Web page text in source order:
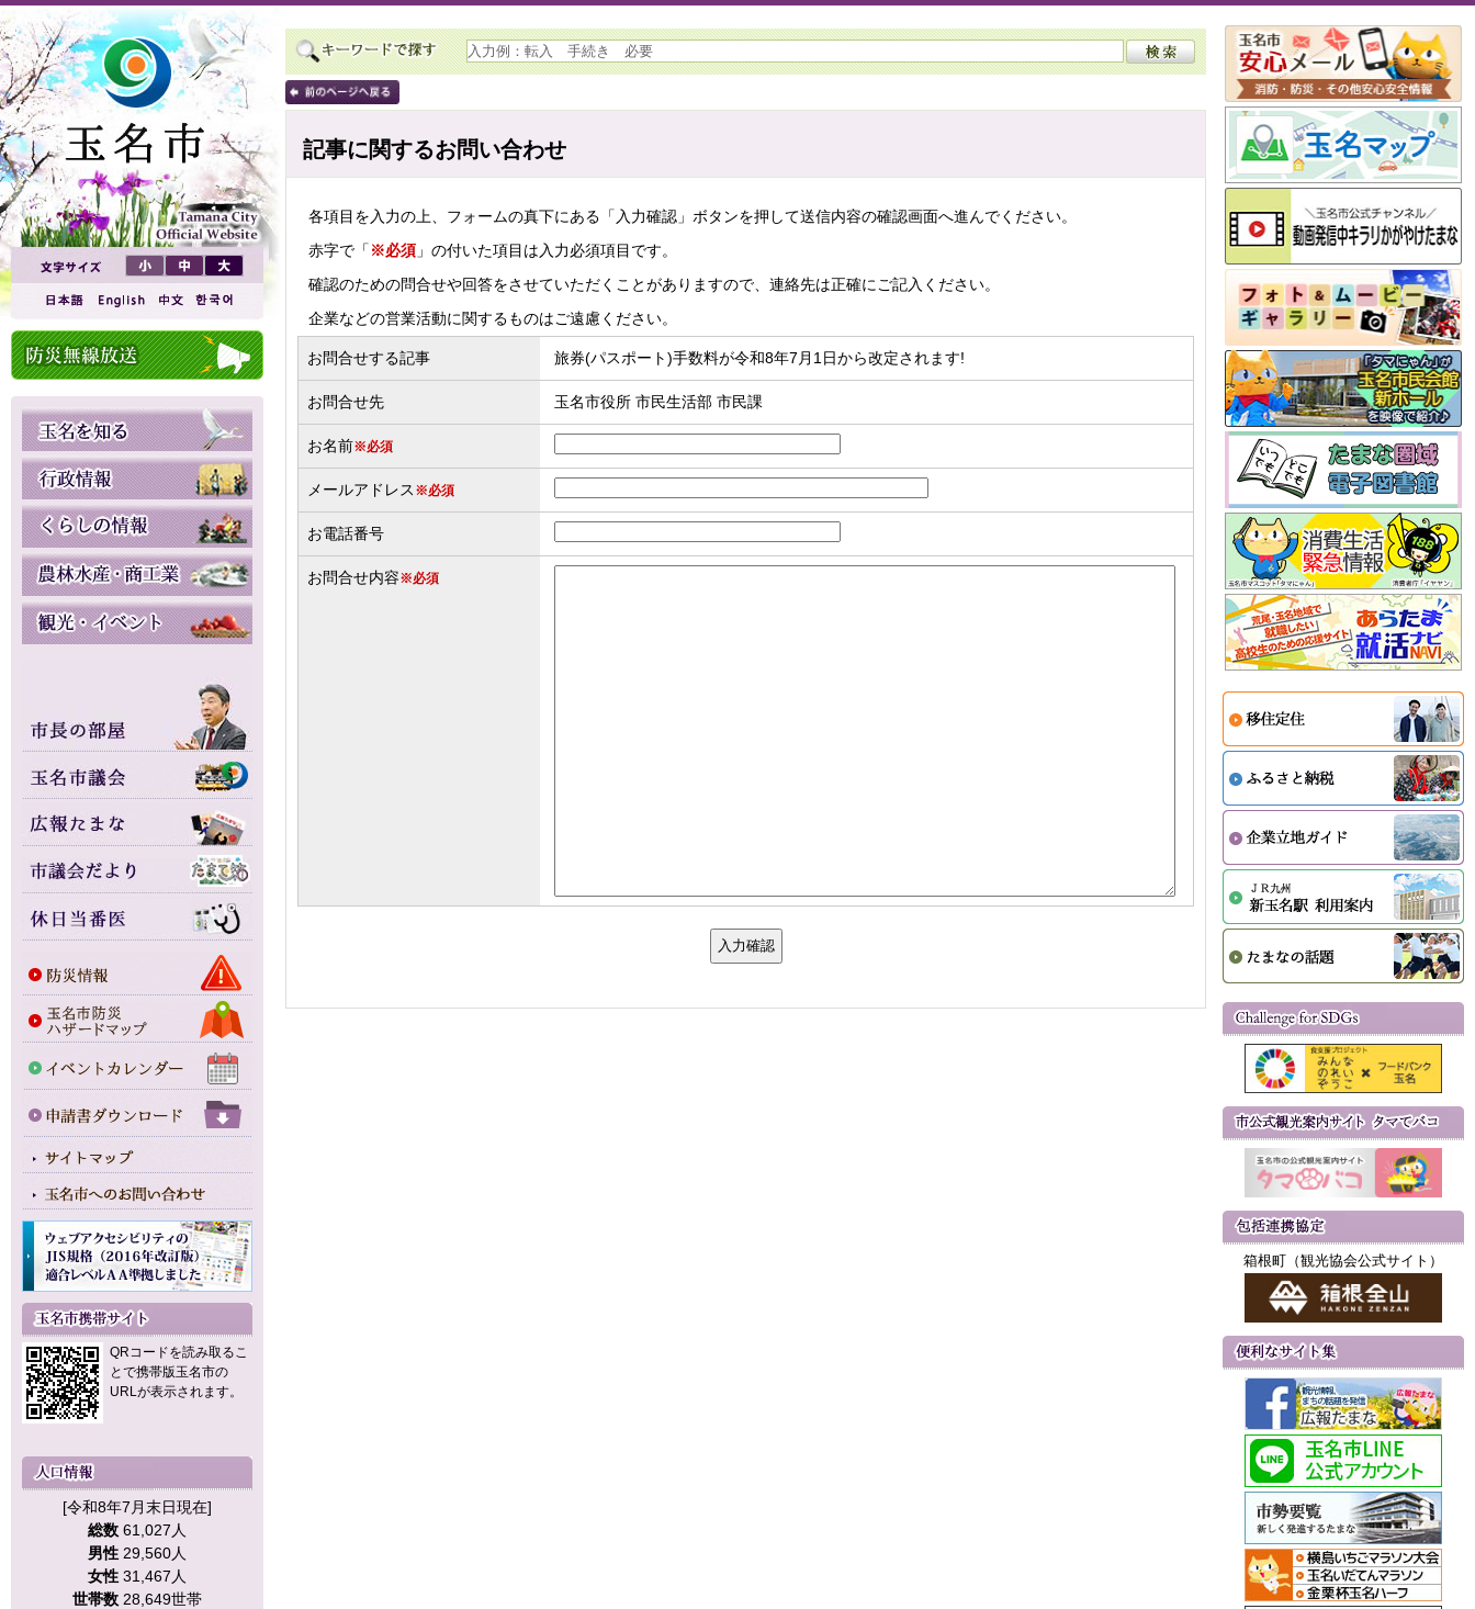
QRコードを読み取るこ
とで携帯版玉名市の
URLが表示されます。
[令和8年7月末日現在]
総数 61,027人
男性 29,560人
女性 31,467人
世帯数 28,649世帯
記事に関するお問い合わせ
各項目を入力の上、フォームの真下にある「入力確認」ボタンを押して送信内容の確認画面へ進んでください。
赤字で「 ※必須 」の付いた項目は入力必須項目です。
確認のための問合せや回答をさせていただくことがありますので、連絡先は正確にご記入ください。
企業などの営業活動に関するものはご遠慮ください。
お問合せする記事 旅券(パスポート)手数料が令和8年7月1日から改定されます!
お問合せ先 玉名市役所 市民生活部 市民課
お名前※必須
メールアドレス ※必須
お電話番号
お問合せ内容※必須
箱根町（観光協会公式サイト）